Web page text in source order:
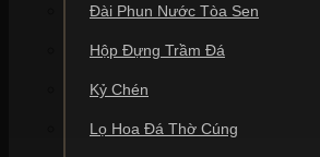
Đài Phun Nước Tòa Sen
Hộp Đựng Trầm Đá
Kỷ Chén
Lọ Hoa Đá Thờ Cúng